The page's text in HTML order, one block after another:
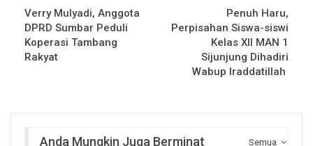
Verry Mulyadi, Anggota
DPRD Sumbar Peduli
Koperasi Tambang
Rakyat
Penuh Haru,
Perpisahan Siswa-siswi
Kelas XII MAN 1
Sijunjung Dihadiri
Wabup Iraddatillah
Semua
Anda Mungkin Juga Berminat